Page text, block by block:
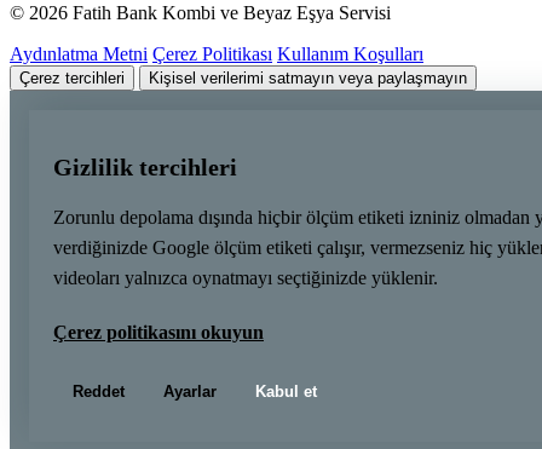
© 2026 Fatih Bank Kombi ve Beyaz Eşya Servisi
Aydınlatma Metni Çerez Politikası Kullanım Koşulları
Çerez tercihleri Kişisel verilerimi satmayın veya paylaşmayın
Gizlilik tercihleri
Zorunlu depolama dışında hiçbir ölçüm etiketi izniniz olmadan
verdiğinizde Google ölçüm etiketi çalışır, vermezseniz hiç
videoları yalnızca oynatmayı seçtiğinizde yüklenir.
Çerez politikasını okuyun
Reddet Ayarlar Kabul et